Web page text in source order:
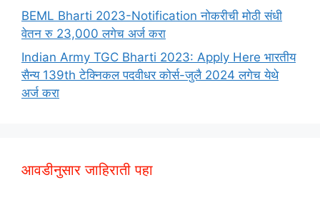
BEML Bharti 2023-Notification नोकरीची मोठी संधी
वेतन रु 23,000 लगेच अर्ज करा
Indian Army TGC Bharti 2023: Apply Here भारतीय
सैन्य 139th टेक्निकल पदवीधर कोर्स-जुलै 2024 लगेच येथे
अर्ज करा
आवडीनुसार जाहिराती पहा